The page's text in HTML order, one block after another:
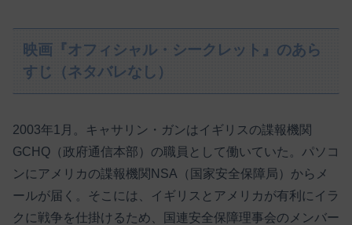
映画『オフィシャル・シークレット』のあら
すじ（ネタバレなし）
2003年1月。キャサリン・ガンはイギリスの諜報機関
GCHQ（政府通信本部）の職員として働いていた。パソコ
ンにアメリカの諜報機関NSA（国家安全保障局）からメ
ールが届く。そこには、イギリスとアメリカが有利にイラ
クに戦争を仕掛けるため、国連安全保障理事会のメンバー